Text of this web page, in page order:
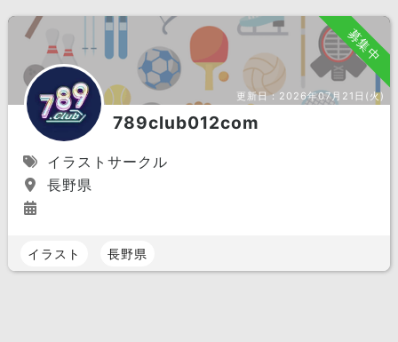
募集中
更新日： 2026年07月21日(火)
789club012com
イラストサークル
長野県
イラスト 長野県